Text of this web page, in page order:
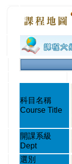
科目名稱
Course Title
開課系級
Dept
選別